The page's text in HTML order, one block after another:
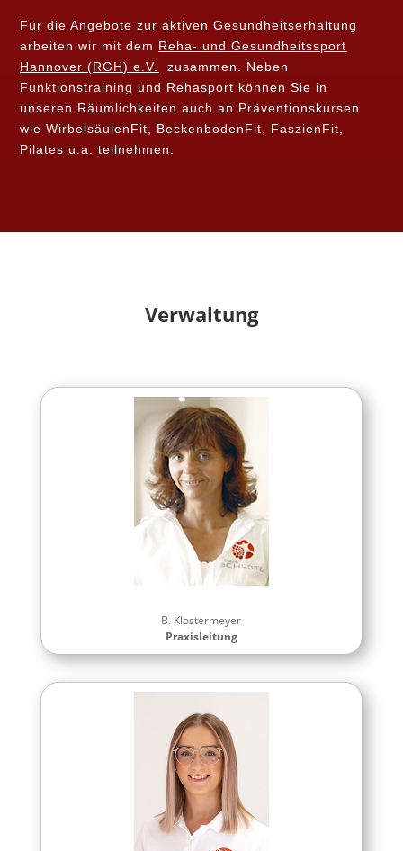
Für die Angebote zur aktiven Gesundheitserhaltung
arbeiten wir mit dem Reha- und Gesundheitssport
Hannover (RGH) e.V.
zusammen. Neben
Funktionstraining und Rehasport können Sie in
unseren Räumlichkeiten auch an Präventionskursen
wie WirbelsäulenFit, BeckenbodenFit, FaszienFit,
Pilates u.a. teilnehmen.
Verwaltung
B. Klostermeyer
Praxisleitung